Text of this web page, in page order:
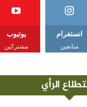
انستغرام
متابعين
يوتيوب
مشتركين
الرأي